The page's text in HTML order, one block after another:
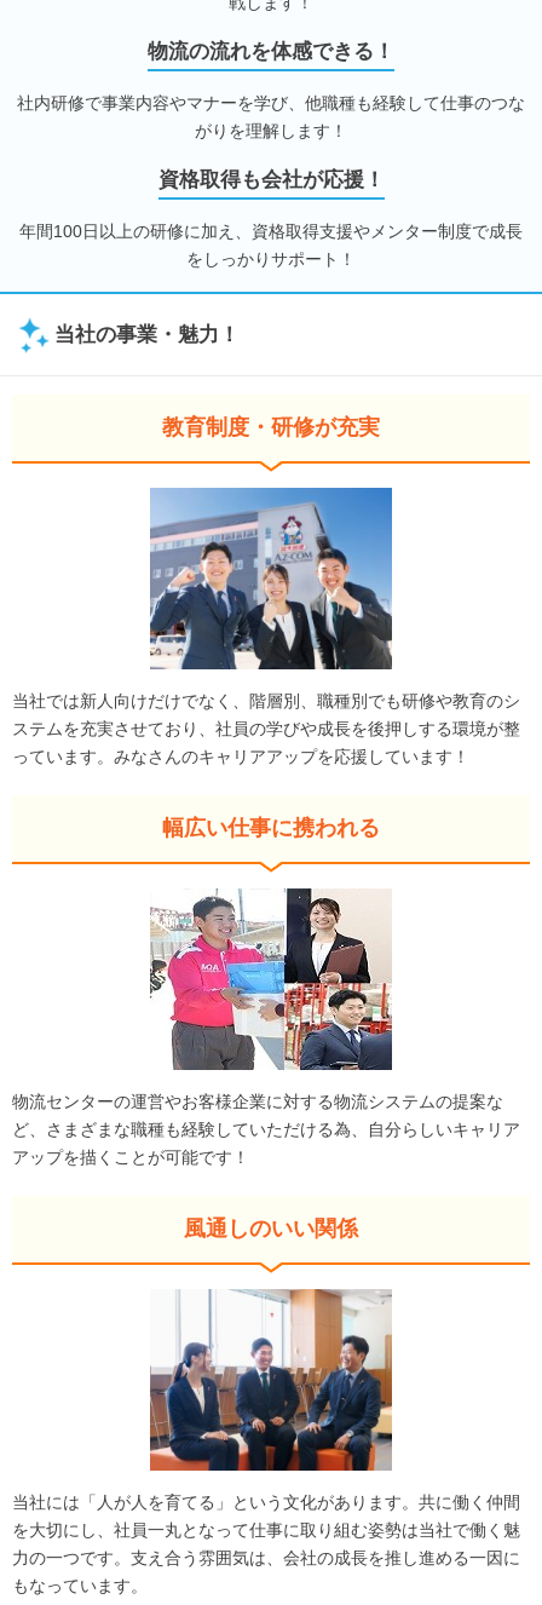
物流の流れを体感できる！
社内研修で事業内容やマナーを学び、他職種も経験して仕事のつな
がりを理解します！
資格取得も会社が応援！
年間100日以上の研修に加え、資格取得支援やメンター制度で成長
をしっかりサポート！
当社の事業・魅力！
教育制度・研修が充実
当社では新人向けだけでなく、階層別、職種別でも研修や教育のシ
ステムを充実させており、社員の学びや成長を後押しする環境が整
っています。みなさんのキャリアアップを応援しています！
幅広い仕事に携われる
物流センターの運営やお客様企業に対する物流システムの提案な
ど、さまざまな職種も経験していただける為、自分らしいキャリア
アップを描くことが可能です！
風通しのいい関係
当社には「人が人を育てる」という文化があります。共に働く仲間
を大切にし、社員一丸となって仕事に取り組む姿勢は当社で働く魅
力の一つです。支え合う雰囲気は、会社の成長を推し進める一因に
もなっています。